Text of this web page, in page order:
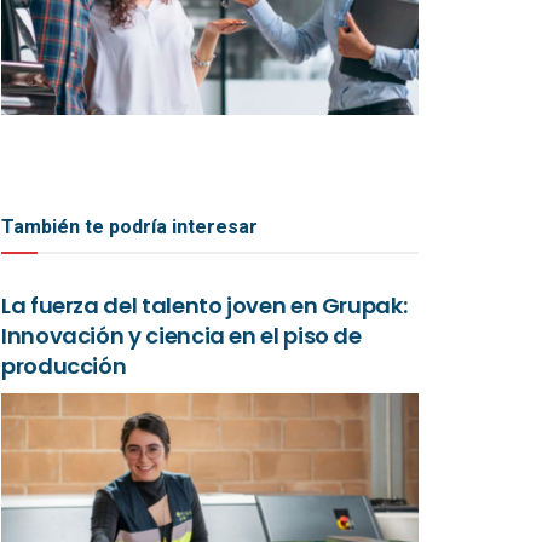
También te podría interesar
La fuerza del talento joven en Grupak:
Innovación y ciencia en el piso de
producción